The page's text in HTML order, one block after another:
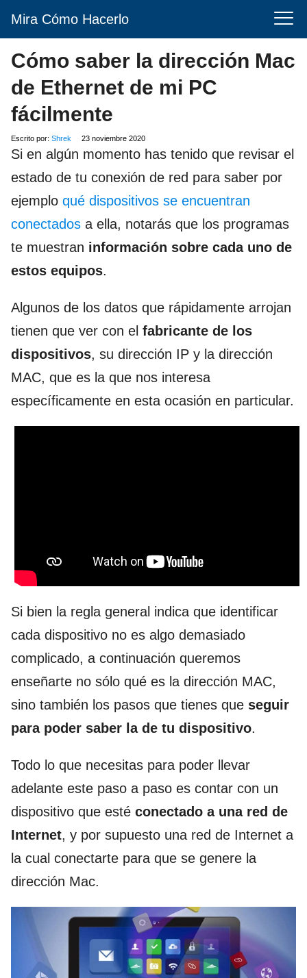
Mira Cómo Hacerlo
Cómo saber la dirección Mac
de Ethernet de mi PC
fácilmente
Escrito por: Shrek 23 noviembre 2020
Si en algún momento has tenido que revisar el
estado de tu conexión de red para saber por
ejemplo qué dispositivos se encuentran
conectados a ella, notarás que los programas
te muestran información sobre cada uno de
estos equipos.
Algunos de los datos que rápidamente arrojan
tienen que ver con el fabricante de los
dispositivos, su dirección IP y la dirección
MAC, que es la que nos interesa
específicamente en esta ocasión en particular.
Si bien la regla general indica que identificar
cada dispositivo no es algo demasiado
complicado, a continuación queremos
enseñarte no sólo qué es la dirección MAC,
sino también los pasos que tienes que seguir
para poder saber la de tu dispositivo.
Todo lo que necesitas para poder llevar
adelante este paso a paso es contar con un
dispositivo que esté conectado a una red de
Internet, y por supuesto una red de Internet a
la cual conectarte para que se genere la
dirección Mac.